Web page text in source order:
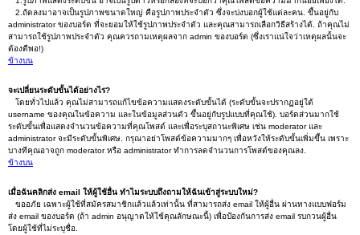
2.ถัดลงมาอาจเป็นรูปภาพขนาดใหญ่ คือรูปภาพประจำตัว ซึ่งจะบ่งบอกผู้ใช้แต่ละคน. ขึ้นอยู่กับ
administrator ของบอร์ด ที่จะยอมให้ใช้รูปภาพประจำตัว และคุณสามารถเลือกวิธีสร้างได้. ถ้าคุณไม่
สามารถใช้รูปภาพประจำตัว คุณควรถามเหตุผลจาก admin ของบอร์ด (ซึ่งเราแน่ใจว่าเหตุผลนั้นจะ
ต้องดีพอ!)
ข้างบน
จะเปลี่ยนระดับขั้นได้อย่างไร?
โดยทั่วไปแล้ว คุณไม่สามารถแก้ไขข้อความแสดงระดับขั้นได้ (ระดับขั้นจะปรากฏอยู่ใต้
username ของคุณในข้อความ และในข้อมูลส่วนตัว ขึ้นอยู่กับรูปแบบที่คุณใช้). บอร์ดส่วนมากใช้
ระดับขั้นเพื่อแสดงจำนวนข้อความที่คุณโพสต์ และเพื่อระบุสถานะพิเศษ เช่น moderator และ
administrator จะมีระดับขั้นพิเศษ. กรุณาอย่าโพสต์ข้อความมากๆ เพื่อหวังให้ระดับขั้นเพิ่มขึ้น เพราะ
บางทีคุณอาจถูก moderator หรือ administrator ทำการลดจำนวนการโพสต์ของคุณลง.
ข้างบน
เมื่อฉันคลิกส่ง email ให้ผู้ใช้อื่น ทำไมระบบถึงถามให้ฉันเข้าสู่ระบบใหม่?
ขออภัย เฉพาะผู้ใช้ที่สมัครสมาชิกแล้วแล้วเท่านั้น ที่สามารถส่ง email ให้ผู้อื่น ผ่านทางแบบฟอร์ม
ส่ง email ของบอร์ด (ถ้า admin อนุญาตให้ใช้คุณลักษณะนี้) เพื่อป้องกันการส่ง email รบกวนผู้อื่น
โดยผู้ใช้ที่ไม่ระบุชื่อ.